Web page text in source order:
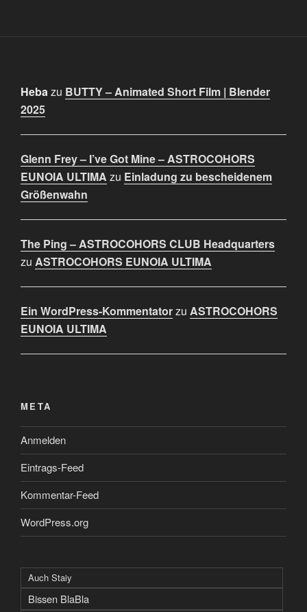
Hebazu BUTTY – Animated Short Film | Blender
2025
Glenn Frey – I’ve Got Mine – ASTROCOHORS
EUNOIA ULTIMA zu Einladung zu bescheidenem
Größenwahn
The Ping – ASTROCOHORS CLUB Headquarters
zu ASTROCOHORS EUNOIA ULTIMA
Ein WordPress-Kommentatorzu ASTROCOHORS
EUNOIA ULTIMA
META
Anmelden
Eintrags-Feed
Kommentar-Feed
WordPress.org
Auch Staiy
Bissen BlaBla